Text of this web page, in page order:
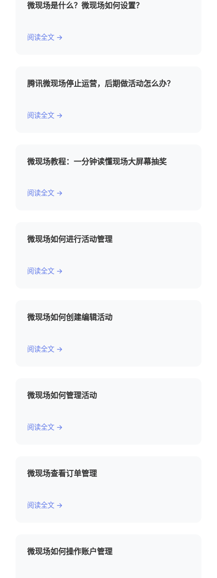
微现场是什么？微现场如何设置？
阅读全文 →
腾讯微现场停止运营，后期做活动怎么办？
阅读全文 →
微现场教程：一分钟读懂现场大屏幕抽奖
阅读全文 →
微现场如何进行活动管理
阅读全文 →
微现场如何创建编辑活动
阅读全文 →
微现场如何管理活动
阅读全文 →
微现场查看订单管理
阅读全文 →
微现场如何操作账户管理